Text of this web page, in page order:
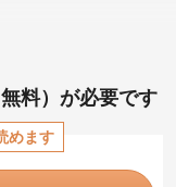
料）が必要です
めます